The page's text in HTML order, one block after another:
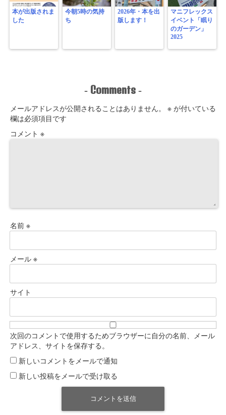
本が出版されま
した
今朝5時の気持
ち
2026年・本を出
版します！
マニフレックス
イベント「眠り
のガーデン」
2025
- Comments -
メールアドレスが公開されることはありません。 ※ が付いている
欄は必須項目です
コメント ※
名前 ※
メール ※
サイト
次回のコメントで使用するためブラウザーに自分の名前、メール
アドレス、サイトを保存する。
新しいコメントをメールで通知
新しい投稿をメールで受け取る